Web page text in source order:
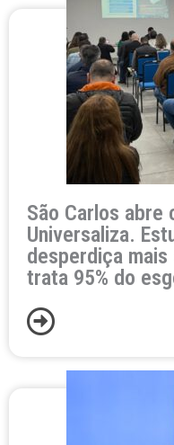
São Carlos abre
Universaliza.
desperdiça mais
trata 95% do